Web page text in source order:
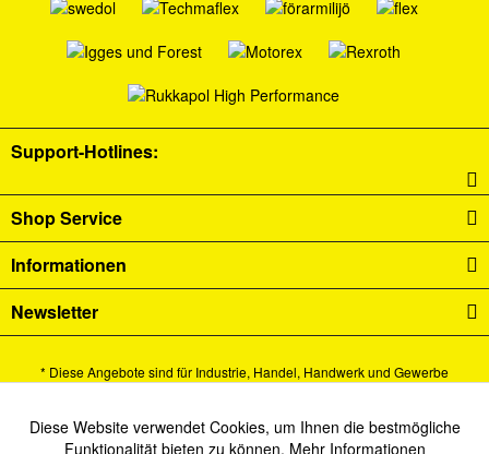
Support-Hotlines:
Shop Service
Informationen
Newsletter
* Diese Angebote sind für Industrie, Handel, Handwerk und Gewerbe
Alle Preise verstehen sich zzgl. Mehrwertsteuer undVersandkostenund ggf.
Funktionale Aktiv
Diese Website verwendet Cookies, um Ihnen die bestmögliche
Funktionalität bieten zu können. Mehr Informationen